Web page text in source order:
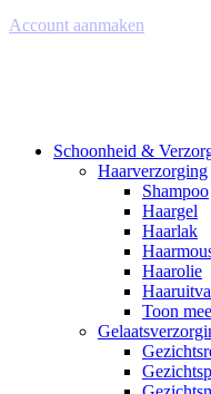
Account aanmaken
Schoonheid &
Haarverzorging
Shampoo
Haargel
Haarlak
Haarolie
Toon